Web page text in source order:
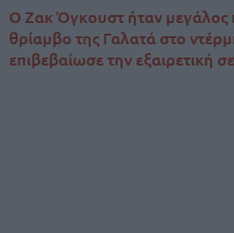
Ο Ζακ Όγκουστ ήταν μεγάλος
θρίαμβο της Γαλατά στο
επιβεβαίωσε την εξαιρετική